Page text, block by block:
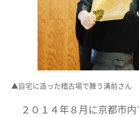
▲自宅に造った稽古場で舞う溝前さん
２０１４年８月に京都市